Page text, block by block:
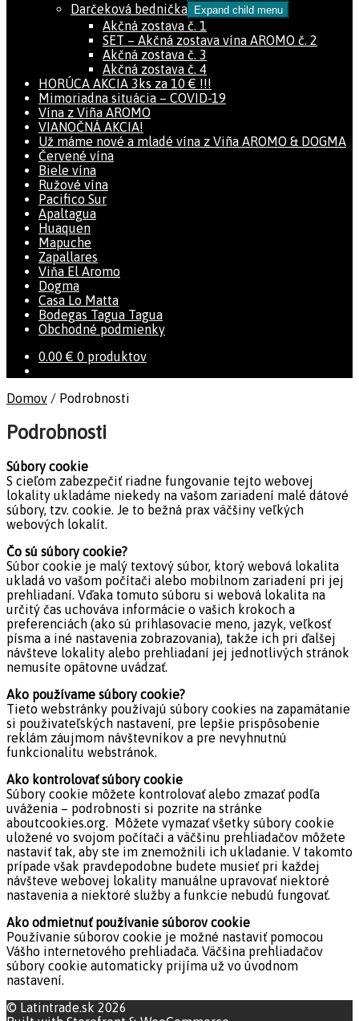
Darčeková bednička Expand child menu
Akčná zostava č. 1
SET – Akčná zostava vína AROMO č. 2
Akčná zostava č. 3
Akčná zostava č. 4
HORÚCA AKCIA 3ks za 10 € !!!
Mimoriadna situácia – COVID-19
Vína z Viña AROMO
VIANOČNÁ AKCIA!
Už máme nové a mladé vína z Viña AROMO & DOGMA
Červené vína
Biele vína
Ružové vína
Pacifico Sur
Apaltagua
Huaquen
Mapuche
Zapallares
Viňa El Aromo
Dogma
Casa Lo Matta
Bodegas Tagua Tagua
Obchodné podmienky
0.00 € 0 produktov
Domov / Podrobnosti
Podrobnosti
Súbory cookie
S cieľom zabezpečiť riadne fungovanie tejto webovej
lokality ukladáme niekedy na vašom zariadení malé dátové
súbory, tzv. cookie. Je to bežná prax väčšiny veľkých
webových lokalít.
Čo sú súbory cookie?
Súbor cookie je malý textový súbor, ktorý webová lokalita
ukladá vo vašom počítači alebo mobilnom zariadení pri jej
prehliadaní. Vďaka tomuto súboru si webová lokalita na
určitý čas uchováva informácie o vašich krokoch a
preferenciách (ako sú prihlasovacie meno, jazyk, veľkosť
písma a iné nastavenia zobrazovania), takže ich pri ďalšej
návšteve lokality alebo prehliadaní jej jednotlivých stránok
nemusíte opätovne uvádzať.
Ako používame súbory cookie?
Tieto webstránky používajú súbory cookies na zapamätanie
si použivateľských nastavení, pre lepšie prispôsobenie
reklám záujmom návštevníkov a pre nevyhnutnú
funkcionalitu webstránok.
Ako kontrolovať súbory cookie
Súbory cookie môžete kontrolovať alebo zmazať podľa
uváženia – podrobnosti si pozrite na stránke
aboutcookies.org. Môžete vymazať všetky súbory cookie
uložené vo svojom počítači a väčšinu prehliadačov môžete
nastaviť tak, aby ste im znemožnili ich ukladanie. V takomto
prípade však pravdepodobne budete musieť pri každej
návšteve webovej lokality manuálne upravovať niektoré
nastavenia a niektoré služby a funkcie nebudú fungovať.
Ako odmietnuť používanie súborov cookie
Používanie súborov cookie je možné nastaviť pomocou
Vášho internetového prehliadača. Väčšina prehliadačov
súbory cookie automaticky prijíma už vo úvodnom
nastavení.
© Latintrade.sk 2026